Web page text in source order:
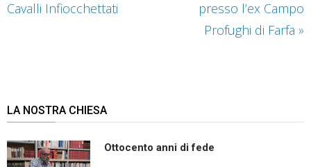
Cavalli Infiocchettati
presso l’ex Campo
Profughi di Farfa »
LA NOSTRA CHIESA
Ottocento anni di fede